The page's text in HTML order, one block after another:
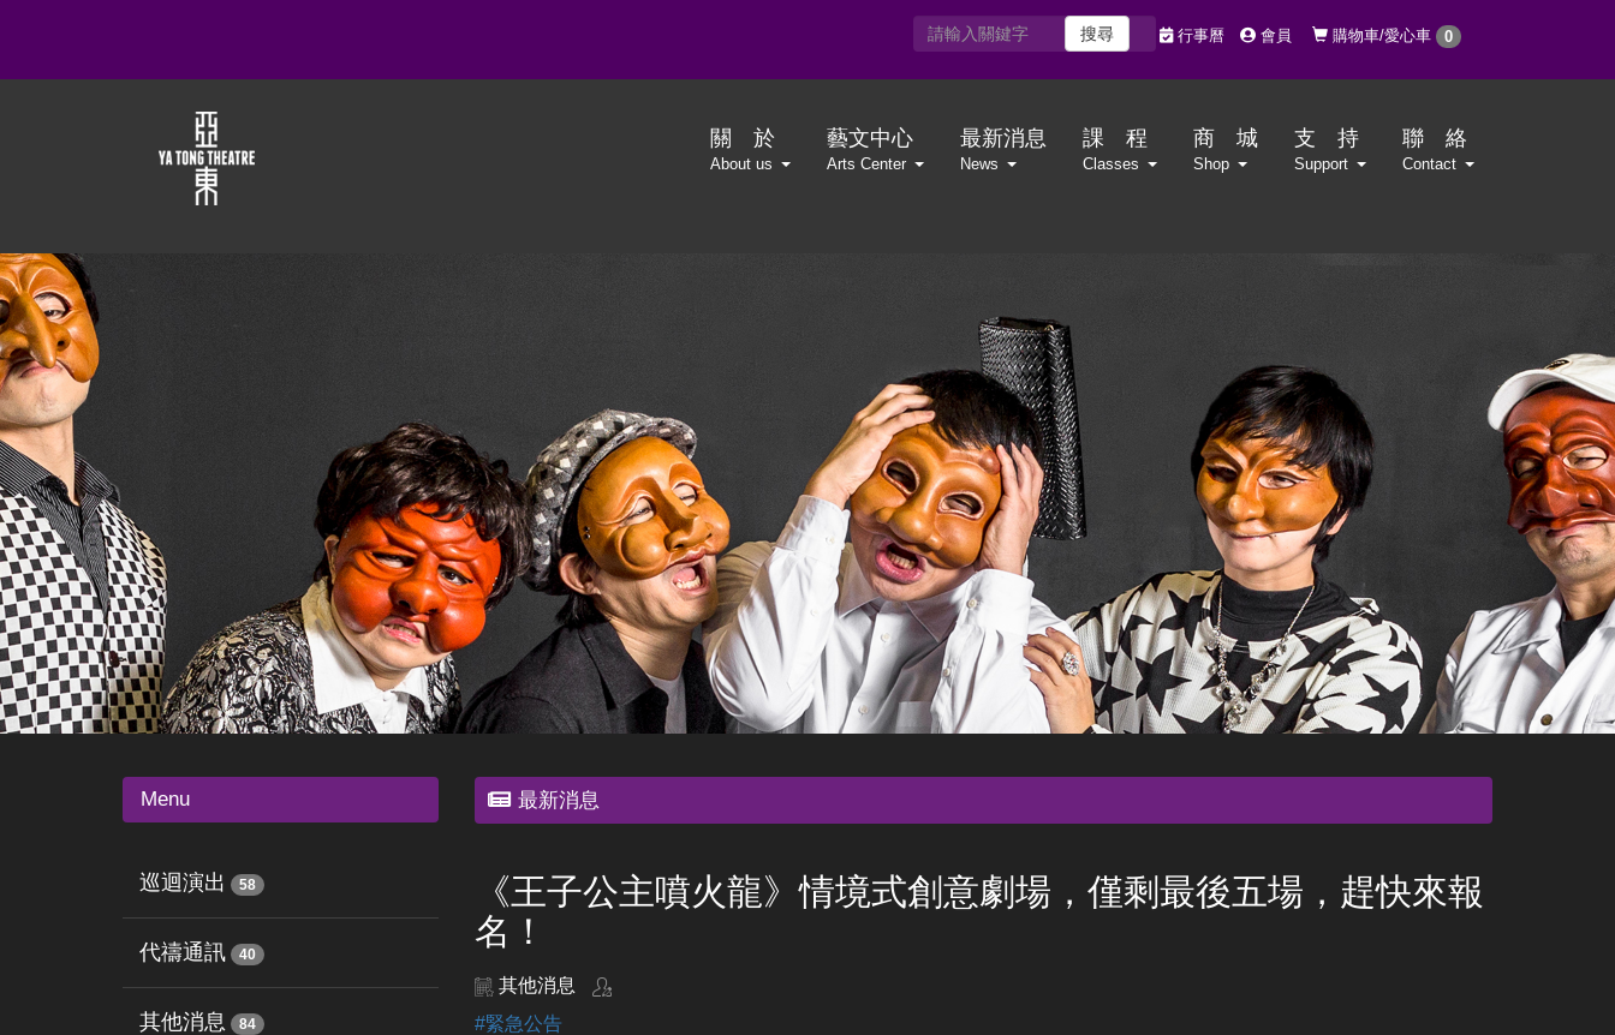
購物車/愛心車 0
行事曆 會員
搜尋
關 於
About us
藝文中心
Arts Center
最新消息
News
課 程
Classes
商 城
Shop
支 持
Support
聯 絡
Contact
Menu
巡迴演出 58
代禱通訊 40
其他消息 84
最新消息
《王子公主噴火龍》情境式創意劇場，僅剩最後五場，趕快來報
名！
其他消息
#緊急公告